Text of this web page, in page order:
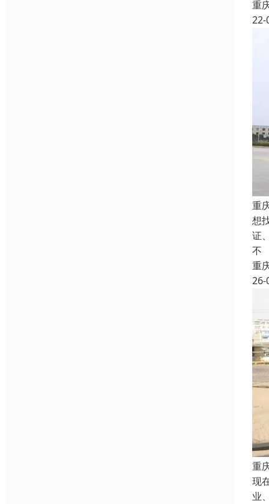
重
22-
重
想
证
不
重
26-
重
现
业